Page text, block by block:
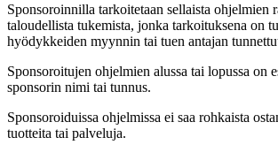
Sponsoroinnilla tarkoitetaan sellaista ohjelmien
taloudellista tukemista, jonka tarkoituksena on
hyödykkeiden myynnin tai tuen antajan
Sponsoroitujen ohjelmien alussa tai lopussa on
sponsorin nimi tai tunnus.
Sponsoroiduissa ohjelmissa ei saa rohkaista
tuotteita tai palveluja.